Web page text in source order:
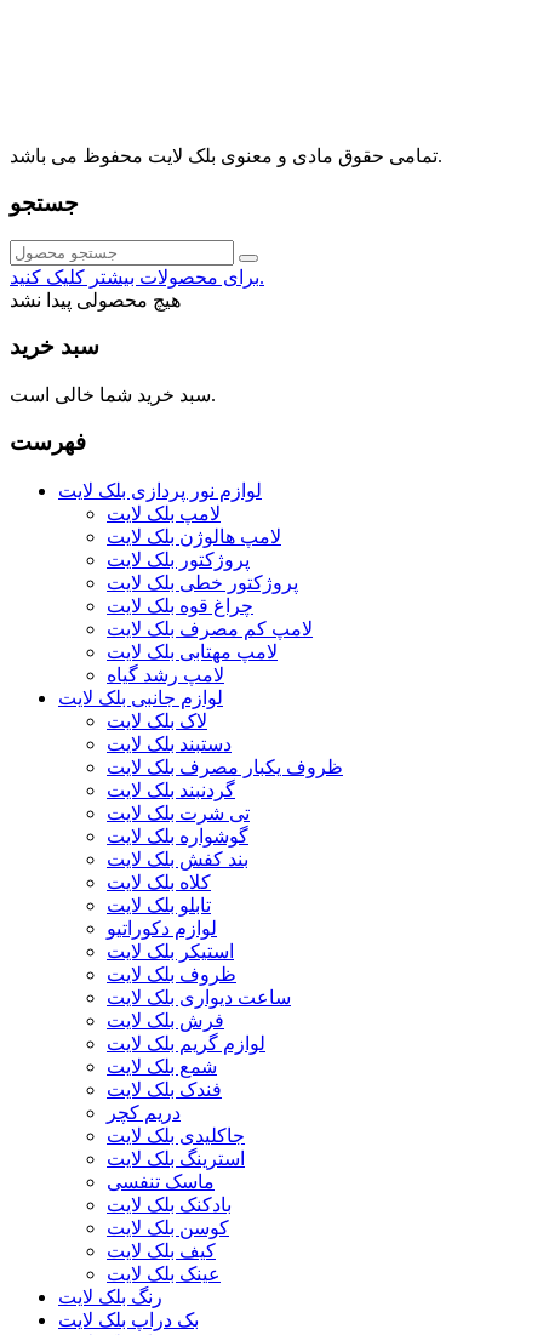
تمامی حقوق مادی و معنوی بلک لایت محفوظ می باشد.
جستجو
برای محصولات بیشتر کلیک کنید.
هیچ محصولی پیدا نشد
سبد خرید
سبد خرید شما خالی است.
فهرست
لوازم نور پردازی بلک لایت
لامپ بلک لایت
لامپ هالوژن بلک لایت
پروژکتور بلک لایت
پروژکتور خطی بلک لایت
چراغ قوه بلک لایت
لامپ کم مصرف بلک لایت
لامپ مهتابی بلک لایت
لامپ رشد گیاه
لوازم جانبی بلک لایت
لاک بلک لایت
دستبند بلک لایت
ظروف یکبار مصرف بلک لایت
گردنبند بلک لایت
تی شرت بلک لایت
گوشواره بلک لایت
بند کفش بلک لایت
کلاه بلک لایت
تابلو بلک لایت
لوازم دکوراتیو
استیکر بلک لایت
ظروف بلک لایت
ساعت دیواری بلک لایت
فرش بلک لایت
لوازم گریم بلک لایت
شمع بلک لایت
فندک بلک لایت
دریم کچر
جاکلیدی بلک لایت
استرینگ بلک لایت
ماسک تنفسی
بادکنک بلک لایت
کوسن بلک لایت
کیف بلک لایت
عینک بلک لایت
رنگ بلک لایت
بک دراپ بلک لایت